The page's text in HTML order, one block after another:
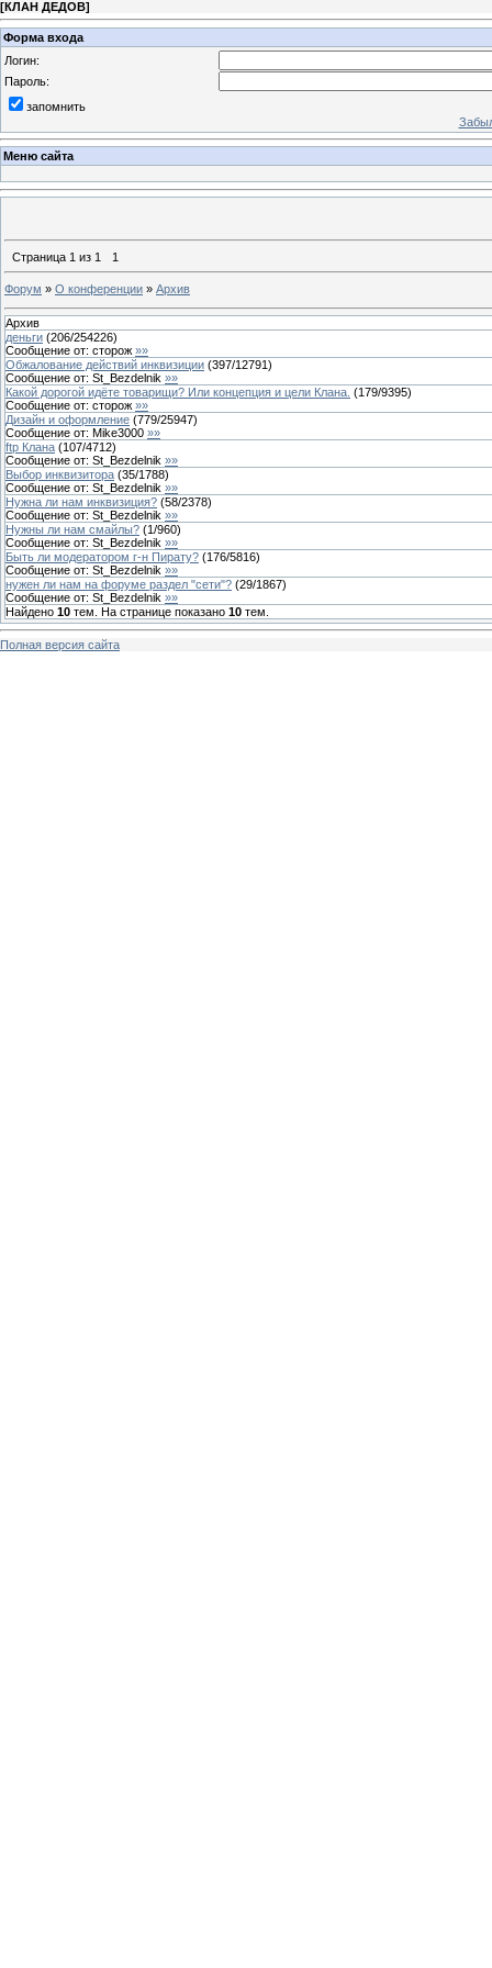
[КЛАН ДЕДОВ]
Форма входа
Логин:
Пароль:
запомнить
Меню сайта
Страница 1 из 1 1
Форум » О конференции » Архив
Архив
деньги (206/254226)
Сообщение от: сторож »»
Обжалование действий инквизиции (397/12791)
Сообщение от: St_Bezdelnik »»
Какой дорогой идёте товарищи? Или концепция и цели Клана. (179/9395)
Сообщение от: сторож »»
Дизайн и оформление (779/25947)
Сообщение от: Mike3000 »»
ftp Клана (107/4712)
Сообщение от: St_Bezdelnik »»
Выбор инквизитора (35/1788)
Сообщение от: St_Bezdelnik »»
Нужна ли нам инквизиция? (58/2378)
Сообщение от: St_Bezdelnik »»
Нужны ли нам смайлы? (1/960)
Сообщение от: St_Bezdelnik »»
Быть ли модератором г-н Пирату? (176/5816)
Сообщение от: St_Bezdelnik »»
нужен ли нам на форуме раздел "сети"? (29/1867)
Сообщение от: St_Bezdelnik »»
Найдено 10 тем. На странице показано 10 тем.
Полная версия сайта